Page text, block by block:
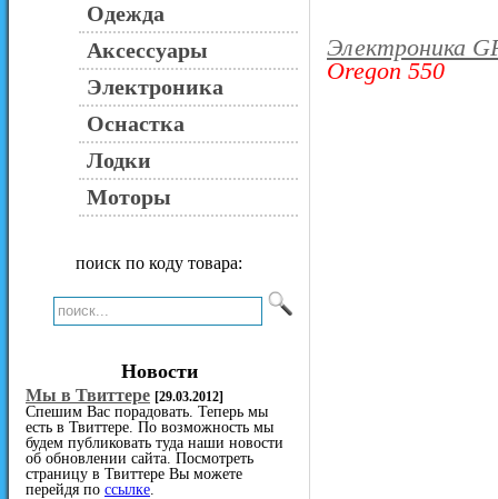
Одежда
Аксессуары
Электроника
Оснастка
Лодки
Моторы
поиск по коду товара:
Новости
Мы в Твиттере [29.03.2012]
Спешим Вас порадовать. Теперь мы
есть в Твиттере. По возможность мы
будем публиковать туда наши новости
об обновлении сайта. Посмотреть
страницу в Твиттере Вы можете
перейдя по ссылке
Электроника
Oregon 550